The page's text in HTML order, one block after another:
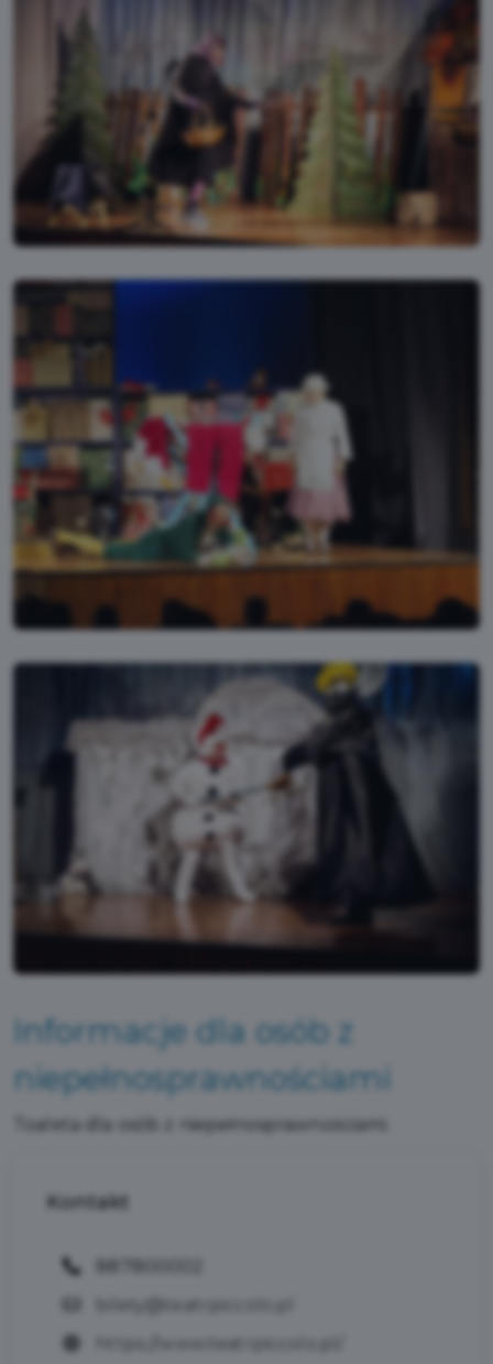
Informacje dla osób z
niepełnosprawnościami
Toaleta dla osób z niepełnosprawnościami.
Kontakt